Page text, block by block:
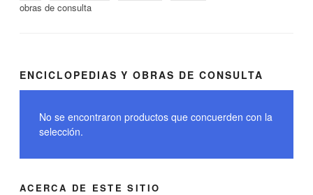
obras de consulta
ENCICLOPEDIAS Y OBRAS DE CONSULTA
No se encontraron productos que concuerden con la
selección.
ACERCA DE ESTE SITIO